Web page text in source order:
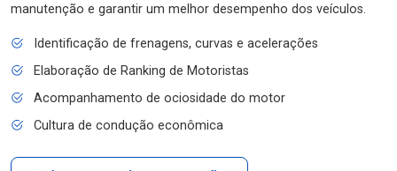
manutenção e garantir um melhor desempenho dos veículos.
Identificação de frenagens, curvas e acelerações
Elaboração de Ranking de Motoristas
Acompanhamento de ociosidade do motor
Cultura de condução econômica